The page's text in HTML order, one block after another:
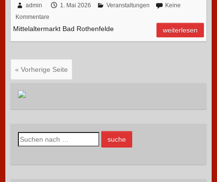
admin 1. Mai 2026 Veranstaltungen
Keine
Kommentare
Mittelaltermarkt Bad Rothenfelde weiterlesen
« Vorherige Seite
S
u